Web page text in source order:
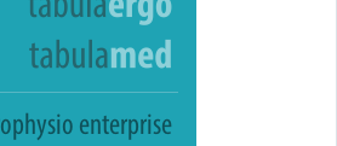
enterprise